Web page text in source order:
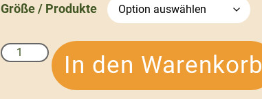
Größe / Produkte
In den Warenkorb